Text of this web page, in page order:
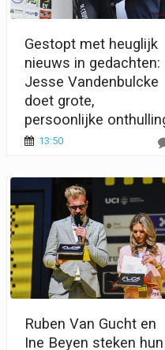
Gestopt met heuglijk
nieuws in gedachten:
Jesse Vandenbulcke
doet grote,
persoonlijke
13:50
Ruben Van Gucht en
Ine Beyen steken hun